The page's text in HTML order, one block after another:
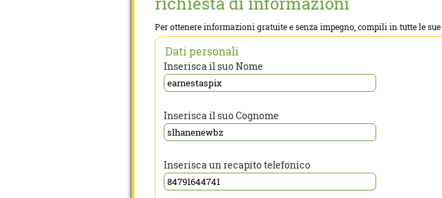
Per ottenere informazioni gratuite e senza impegno, compili in tutte le
Dati personali
Inserisca il suo Nome
Inserisca il suo Cognome
Inserisca un recapito telefonico